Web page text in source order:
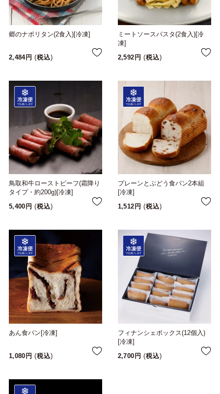
郷のナポリタン(2食入)[冷凍]
2,484 税込
ミートソースパスタ(2食入)[冷
凍]
2,592
税込
鳥取和牛ローストビーフ(霜降り
タイプ・約200g)[冷凍]
5,400
税込
プレーンとぶどう食パン2本組
[冷凍]
1,512
税込
あん食パン[冷凍]
1,080 税込
フィナンシェボックス(12個入)
[冷凍]
2,700
税込